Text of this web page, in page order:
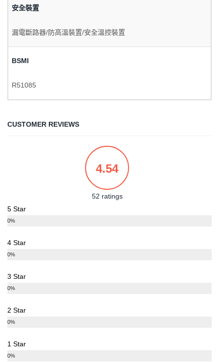
安全裝置
漏電斷路器/防高溫裝置/安全溫控裝置
BSMI
R51085
CUSTOMER REVIEWS
4.54
52 ratings
5 Star
0%
4 Star
0%
3 Star
0%
2 Star
0%
1 Star
0%